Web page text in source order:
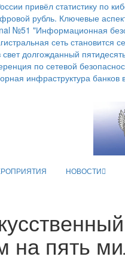
привёл статистику по
рубль. Ключевые
№51 "Информационная
сеть становится
долгожданный
по сетевой
инфраструктура банков
НОВОСТИ
на пять